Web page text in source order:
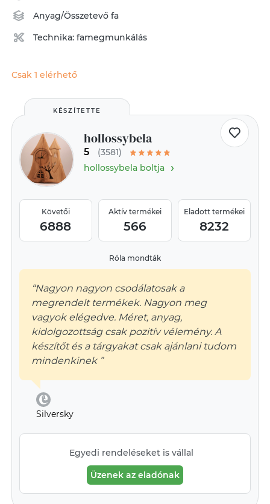
Anyag/Összetevőfa
Technika:famegmunkálás
Csak 1 elérhető
KÉSZÍTETTE
hollossybela
5
(3581)
hollossybela boltja›
Követői
6888
Aktív termékei
566
Eladott termékei
8232
Róla mondták
“Nagyon nagyon csodálatosak a
megrendelt termékek. Nagyon meg
vagyok elégedve. Méret, anyag,
kidolgozottság csak pozitív vélemény. A
készítőt és a tárgyakat csak ajánlani tudom
mindenkinek ”
Silversky
Egyedi rendeléseket is vállal
Üzenek az eladónak